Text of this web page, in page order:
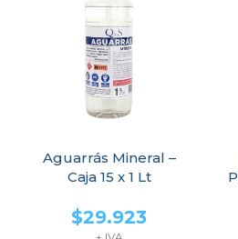
Aguarrás Mineral –
Caja 15 x 1 Lt
$29.923